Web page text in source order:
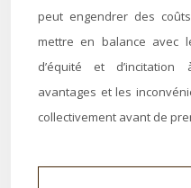
peut engendrer des
mettre en balance avec
d’équité et d’incitation
avantages et les
collectivement avant de